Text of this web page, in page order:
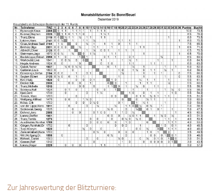
Datenschutzordnung
En passant
BKV
Ausschreibungen
Links
Zur Jahreswertung der Blitzturniere: